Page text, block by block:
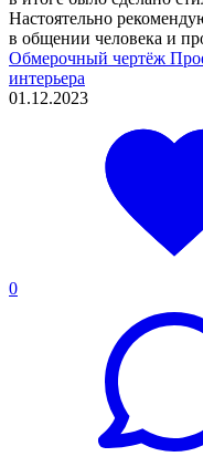
Настоятельно
в общении человека и
Обмерочный чертёж
интерьера
01.12.2023
0